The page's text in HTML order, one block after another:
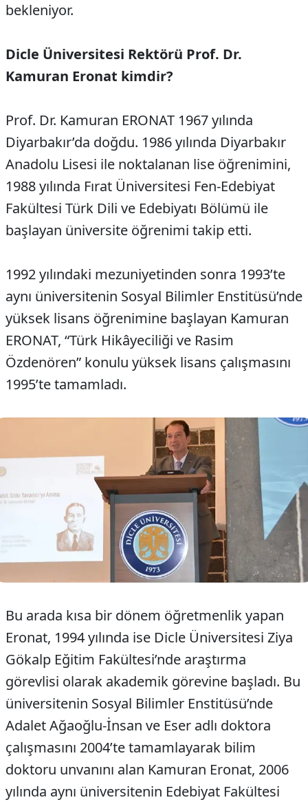
bekleniyor.
Dicle Üniversitesi Rektörü Prof. Dr.
Kamuran Eronat kimdir?
Prof. Dr. Kamuran ERONAT 1967 yılında
Diyarbakır’da doğdu. 1986 yılında Diyarbakır
Anadolu Lisesi ile noktalanan lise öğrenimini,
1988 yılında Fırat Üniversitesi Fen-Edebiyat
Fakültesi Türk Dili ve Edebiyatı Bölümü ile
başlayan üniversite öğrenimi takip etti.
1992 yılındaki mezuniyetinden sonra 1993’te
aynı üniversitenin Sosyal Bilimler Enstitüsü’nde
yüksek lisans öğrenimine başlayan Kamuran
ERONAT, “Türk Hikâyeciliği ve Rasim
Özdenören” konulu yüksek lisans çalışmasını
1995’te tamamladı.
Bu arada kısa bir dönem öğretmenlik yapan
Eronat, 1994 yılında ise Dicle Üniversitesi Ziya
Gökalp Eğitim Fakültesi’nde araştırma
görevlisi olarak akademik görevine başladı. Bu
üniversitenin Sosyal Bilimler Enstitüsü’nde
Adalet Ağaoğlu-İnsan ve Eser adlı doktora
çalışmasını 2004’te tamamlayarak bilim
doktoru unvanını alan Kamuran Eronat, 2006
yılında aynı üniversitenin Edebiyat Fakültesi